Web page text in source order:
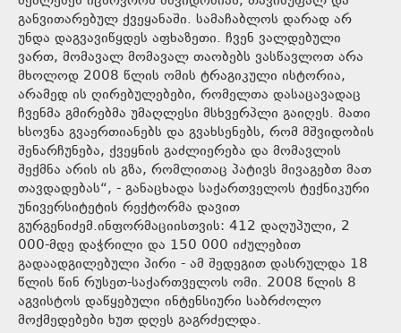
განვითარებულ ქვეყანაში. სამაჩაბლოს დარად არ
უნდა დაგვავიწყდეს აფხაზეთი. ჩვენ ვალდებული
ვართ, მომავალ მომავალ თაობებს ვასწავლოთ არა
მხოლოდ 2008 წლის ომის ტრაგიკული ისტორია,
არამედ ის ღირებულებები, რომელთა დასაცავადაც
ჩვენმა გმირებმა უმაღლესი მსხვერპლი გაიღეს. მათი
ხსოვნა გვაერთიანებს და გვახსენებს, რომ მშვიდობის
შენარჩუნება, ქვეყნის გაძლიერება და მომავლის
შექმნა არის ის გზა, რომლითაც პატივს მივაგებთ მათ
თავდადებას“, - განაცხადა საქართველოს ტექნიკური
უნივერსიტეტის რექტორმა დავით
გურგენიძემ.ინფორმაციისთვის: 412 დაღუპული, 2
000-მდე დაჭრილი და 150 000 იძულებით
გადაადგილებული პირი - ამ შედეგით დასრულდა 18
წლის წინ რუსეთ-საქართველოს ომი. 2008 წლის 8
აგვისტოს დაწყებული ინტენსიური საბრძოლო
მოქმედებები ხუთ დღეს გაგრძელდა.